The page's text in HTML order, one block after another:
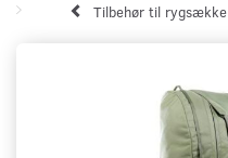
Tilbehør til rygsække